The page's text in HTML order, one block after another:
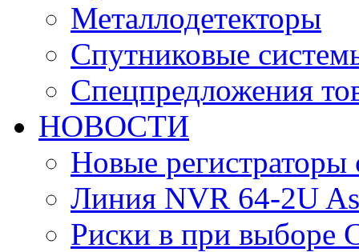
Металлодетекторы
Спутниковые
Спецпредложения
НОВОСТИ
Новые регистраторы
Линия NVR 64-2U
Риски в при выборе